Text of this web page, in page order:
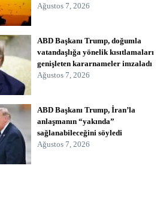
Ağustos 7, 2026
ABD Başkanı Trump, doğumla
vatandaşlığa yönelik kısıtlamaları
genişleten kararnameler imzaladı
Ağustos 7, 2026
ABD Başkanı Trump, İran’la
anlaşmanın “yakında”
sağlanabileceğini söyledi
Ağustos 7, 2026